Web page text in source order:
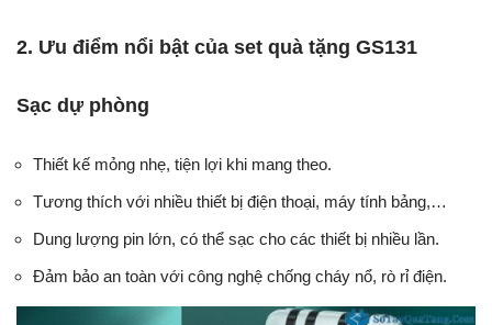
2. Ưu điểm nổi bật của set quà tặng GS131
Sạc dự phòng
Thiết kế mỏng nhẹ, tiện lợi khi mang theo.
Tương thích với nhiều thiết bị điện thoại, máy tính bảng,…
Dung lượng pin lớn, có thể sạc cho các thiết bị nhiều lần.
Đảm bảo an toàn với công nghệ chống cháy nổ, rò rỉ điện.